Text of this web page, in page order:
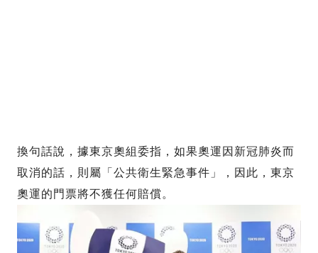
換句話說，據東京奧組委指，如果奧運因新冠肺炎而
取消的話，則屬「公共衛生緊急事件」，因此，東京
奧運的門票將不獲任何賠償。